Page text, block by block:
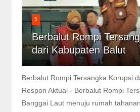
5
Berbalut Rompi
dari Kabupaten Balut
Berbalut Rompi Tersangka Korupsi
Respon Aktual - Berbalut Rompi
Banggai Laut menuju rumah tahanan